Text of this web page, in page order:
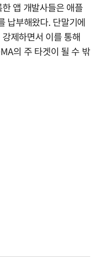
앱 개발사들은 애플
납부해왔다. 단말기에
제하면서 이를 통해
의 주 타겟이 될 수 밖